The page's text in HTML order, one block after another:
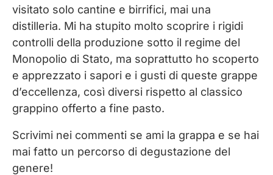
visitato solo cantine e birrifici, mai una
distilleria. Mi ha stupito molto scoprire i rigidi
controlli della produzione sotto il regime del
Monopolio di Stato, ma soprattutto ho scoperto
e apprezzato i sapori e i gusti di queste grappe
d’eccellenza, così diversi rispetto al classico
grappino offerto a fine pasto.
Scrivimi nei commenti se ami la grappa e se hai
mai fatto un percorso di degustazione del
genere!